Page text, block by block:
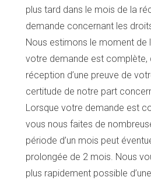
plus tard dans le mois de la
demande concernant les
Nous estimons le moment de
votre demande est complète,
réception d’une preuve de
certitude de notre part
Lorsque votre demande est
vous nous faites de
période d’un mois peut
prolongée de 2 mois. Nous
plus rapidement possible